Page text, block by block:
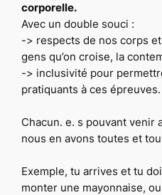
corporelle.
Avec un double souci :
-> respects de nos corps
gens qu’on croise, la
-> inclusivité pour
pratiquants à ces épreuves.
Chacun. e. s pouvant venir
nous en avons toutes et
Exemple, tu arrives et tu
monter une mayonnaise,